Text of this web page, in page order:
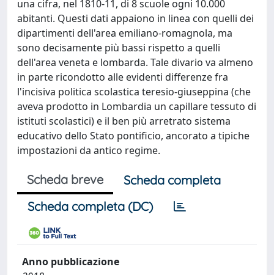
una cifra, nel 1810-11, di 8 scuole ogni 10.000
abitanti. Questi dati appaiono in linea con quelli dei
dipartimenti dell'area emiliano-romagnola, ma
sono decisamente più bassi rispetto a quelli
dell'area veneta e lombarda. Tale divario va almeno
in parte ricondotto alle evidenti differenze fra
l'incisiva politica scolastica teresio-giuseppina (che
aveva prodotto in Lombardia un capillare tessuto di
istituti scolastici) e il ben più arretrato sistema
educativo dello Stato pontificio, ancorato a tipiche
impostazioni da antico regime.
Scheda breve
Scheda completa
Scheda completa (DC)
Anno pubblicazione